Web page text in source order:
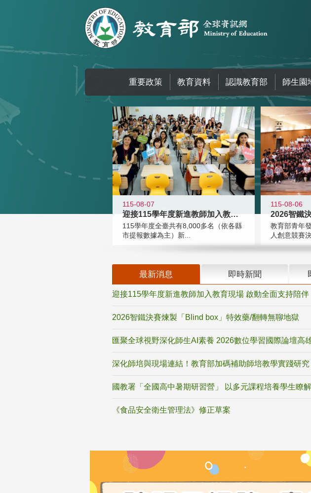
重要政策 教育資料 認識教育部 師生園
:::
115-08-07
迎接115學年度新進教師加入教育現
115學年度全臺共有8,000多名（依各縣
市提報數據為主）新...
115-08-06
2026智鐵
教育部青年
人創意競賽
最新消息 即時新聞
迎接115學年度新進教師加入教育現場 啟動全面支持陪伴
2026智鐵決賽煉製「Blind box」特效藥/翻轉無聊地獄
匯聚全球視野深化師生AI素養 2026數位學習國際論壇高
深化師培與現場連結！教育部加碼補助師培教學實踐研
國教署「全國高中暑期研習營」 以多元課程培養學生瞭
《食品安全衛生管理法》修正草案